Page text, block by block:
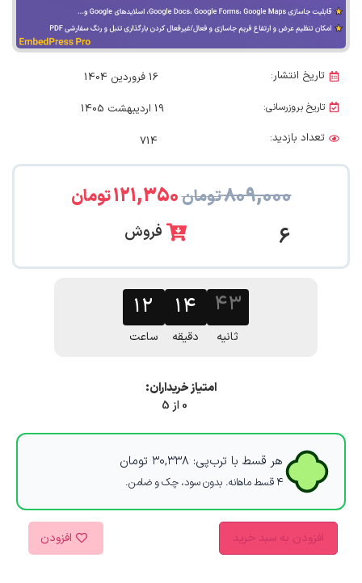
تاریخ انتشار: 16 فروردین 1404
تاریخ بروزرسانی:
19 اردیبهشت 1405
تعداد بازدید:
714
۸۰۹,۰۰۰تومان۱۲۱,۳۵۰تومان
6 فروش
۱۲
ساعت
۱۴
دقیقه
۴۲
ثانیه
امتیاز خریداران:
0 از 5
هر قسط با ترب‌پی: ۳۰,۳۳۸ تومان
۴ قسط ماهانه. بدون سود، چک و ضامن.
افزودن به سبد خرید افزودن